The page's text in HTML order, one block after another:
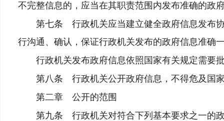
不完整信息的，应当在其职责范围内发布准确的政
第七条 行政机关应当建立健全政府信息发布协
行沟通、确认，保证行政机关发布的政府信息准确
行政机关发布政府信息依照国家有关规定需要
第八条 行政机关公开政府信息，不得危及国家
第二章 公开的范围
第九条 行政机关对符合下列基本要求之一的政